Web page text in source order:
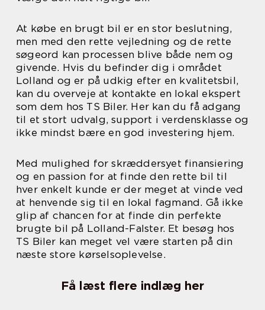
At købe en brugt bil er en stor beslutning,
men med den rette vejledning og de rette
søgeord kan processen blive både nem og
givende. Hvis du befinder dig i området
Lolland og er på udkig efter en kvalitetsbil,
kan du overveje at kontakte en lokal ekspert
som dem hos TS Biler. Her kan du få adgang
til et stort udvalg, support i verdensklasse og
ikke mindst bære en god investering hjem.
Med mulighed for skræddersyet finansiering
og en passion for at finde den rette bil til
hver enkelt kunde er der meget at vinde ved
at henvende sig til en lokal fagmand. Gå ikke
glip af chancen for at finde din perfekte
brugte bil på Lolland-Falster. Et besøg hos
TS Biler kan meget vel være starten på din
næste store kørselsoplevelse.
Få læst flere indlæg her